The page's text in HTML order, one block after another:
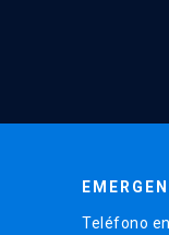
Teléfono